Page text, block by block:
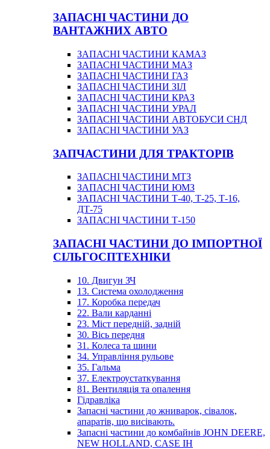
ЗАПАСНІ ЧАСТИНИ ДО
ВАНТАЖНИХ АВТО
ЗАПАСНІ ЧАСТИНИ КАМАЗ
ЗАПАСНІ ЧАСТИНИ МАЗ
ЗАПАСНІ ЧАСТИНИ ГАЗ
ЗАПАСНІ ЧАСТИНИ ЗІЛ
ЗАПАСНІ ЧАСТИНИ КРАЗ
ЗАПАСНІ ЧАСТИНИ УРАЛ
ЗАПАСНІ ЧАСТИНИ АВТОБУСИ СНД
ЗАПАСНІ ЧАСТИНИ УАЗ
ЗАПЧАСТИНИ ДЛЯ ТРАКТОРІВ
ЗАПАСНІ ЧАСТИНИ МТЗ
ЗАПАСНІ ЧАСТИНИ ЮМЗ
ЗАПАСНІ ЧАСТИНИ Т-40, Т-25, Т-16,
ДТ-75
ЗАПАСНІ ЧАСТИНИ Т-150
ЗАПАСНІ ЧАСТИНИ ДО ІМПОРТНОЇ
СІЛЬГОСПТЕХНІКИ
10. Двигун ЗЧ
13. Система охолодження
17. Коробка передач
22. Вали карданні
23. Міст передній, задній
30. Вісь передня
31. Колеса та шини
34. Управління рульове
35. Гальма
37. Електроустаткування
81. Вентиляція та опалення
Гідравліка
Запасні частини до жниварок, сівалок,
апаратів, що висівають.
Запасні частини до комбайнів JOHN DEERE,
NEW HOLLAND, CASE IH